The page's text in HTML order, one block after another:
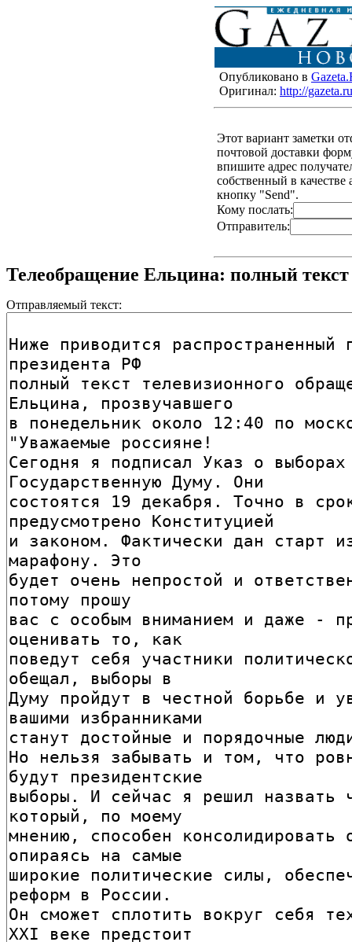
Опубликовано в
Оригинал: http://
Этот вариант заметки
почтовой доставки
впишите адрес
собственный в качестве
кнопку "Send".
Кому послать:
Отправитель:
Телеобращение Ельцина: полный текст
Отправляемый текст: